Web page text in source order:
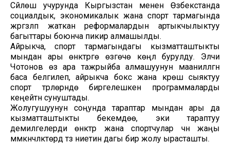
Сүйлөшүү учурунда Кыргызстан менен Өзбекстанда
социалдык, экономикалык жана спорт тармагында
жүргүзүлүп жаткан реформалардын артыкчылыктуу
багыттары боюнча пикир алмашылды.
Айрыкча, спорт тармагындагы кызматташтыкты
мындан ары өнүктүрүүгө өзгөчө көңүл бурулду. Элчи
Чотонов өз ара тажрыйба алмашуунун маанилүүлүгүн
баса белгилеп, айрыкча бокс жана күрөш сыяктуу
спорт түрлөрүндө биргелешкен программаларды
кеңейтүүнү сунуштады.
Жолугушуунун соңунда тараптар мындан ары да
кызматташтыкты бекемдөө, эки тараптуу
демилгелерди өнүктүрүү жана спортчулар үчүн жаңы
мүмкүнчүлүктөрдү түзүү ниетин дагы бир жолу ырасташты.